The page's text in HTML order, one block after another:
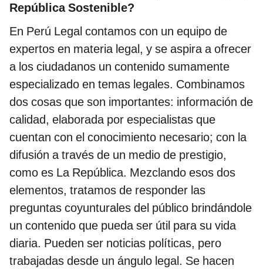
República Sostenible?
En Perú Legal contamos con un equipo de
expertos en materia legal, y se aspira a ofrecer
a los ciudadanos un contenido sumamente
especializado en temas legales. Combinamos
dos cosas que son importantes: información de
calidad, elaborada por especialistas que
cuentan con el conocimiento necesario; con la
difusión a través de un medio de prestigio,
como es La República. Mezclando esos dos
elementos, tratamos de responder las
preguntas coyunturales del público brindándole
un contenido que pueda ser útil para su vida
diaria. Pueden ser noticias políticas, pero
trabajadas desde un ángulo legal. Se hacen